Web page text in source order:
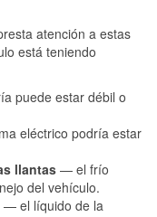
atención a estas
está teniendo
puede estar débil o
eléctrico podría estar
llantas — el frío
del vehículo.
— el líquido de la